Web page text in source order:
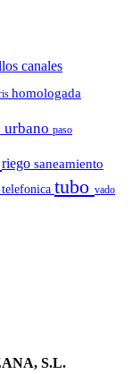
canales
homologada
paso
riego saneamiento
telefonica tubo vado
S.L.